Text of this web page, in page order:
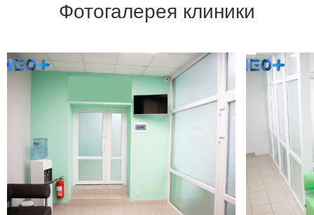
Фотогалерея клиники